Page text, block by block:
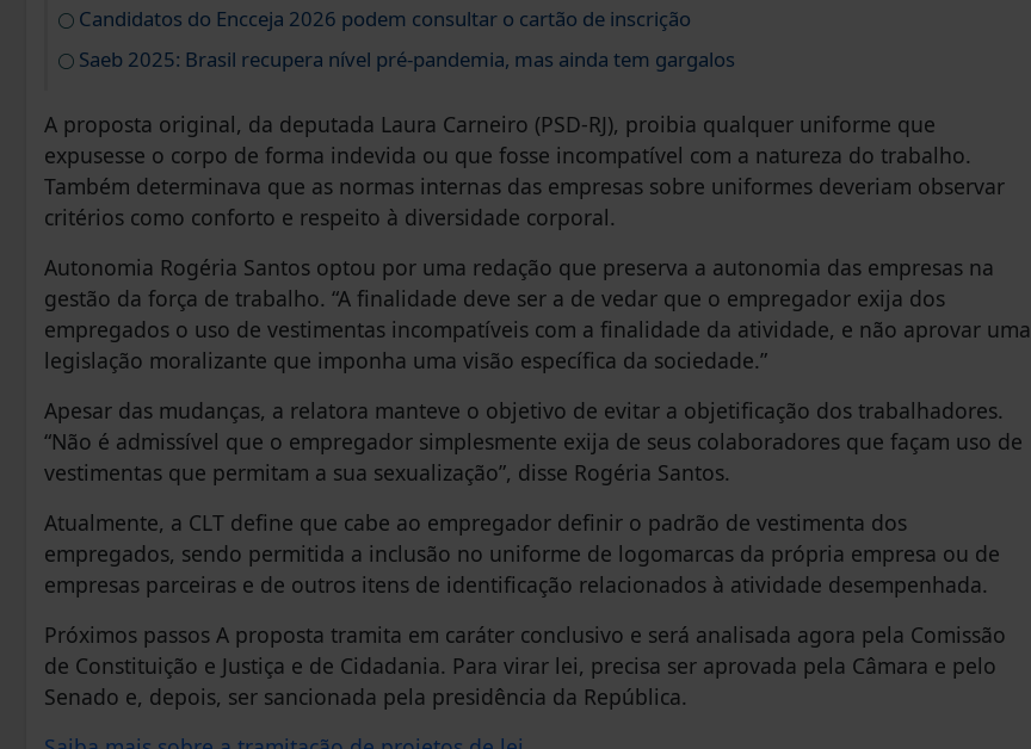
Candidatos do Encceja 2026 podem consultar o cartão de inscrição
Saeb 2025: Brasil recupera nível pré-pandemia, mas ainda tem gargalos
A proposta original, da deputada Laura Carneiro (PSD-RJ), proibia qualquer uniforme que
expusesse o corpo de forma indevida ou que fosse incompatível com a natureza do trabalho.
Também determinava que as normas internas das empresas sobre uniformes deveriam observar
critérios como conforto e respeito à diversidade corporal.
Autonomia Rogéria Santos optou por uma redação que preserva a autonomia das empresas na
gestão da força de trabalho. “A finalidade deve ser a de vedar que o empregador exija dos
empregados o uso de vestimentas incompatíveis com a finalidade da atividade, e não aprovar uma
legislação moralizante que imponha uma visão específica da sociedade.”
Apesar das mudanças, a relatora manteve o objetivo de evitar a objetificação dos trabalhadores.
“Não é admissível que o empregador simplesmente exija de seus colaboradores que façam uso de
vestimentas que permitam a sua sexualização”, disse Rogéria Santos.
Atualmente, a CLT define que cabe ao empregador definir o padrão de vestimenta dos
empregados, sendo permitida a inclusão no uniforme de logomarcas da própria empresa ou de
empresas parceiras e de outros itens de identificação relacionados à atividade desempenhada.
Próximos passos A proposta tramita em caráter conclusivo e será analisada agora pela Comissão
de Constituição e Justiça e de Cidadania. Para virar lei, precisa ser aprovada pela Câmara e pelo
Senado e, depois, ser sancionada pela presidência da República.